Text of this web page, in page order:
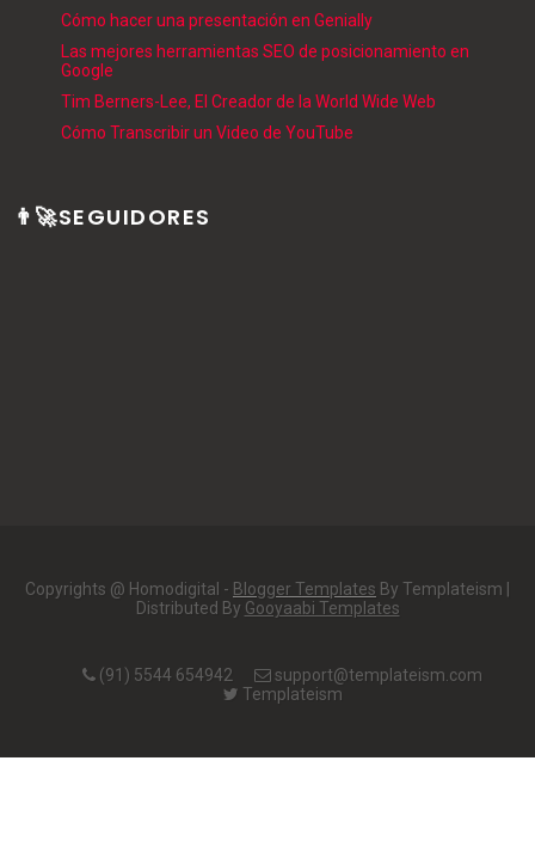
Cómo hacer una presentación en Genially
Las mejores herramientas SEO de posicionamiento en
Google
Tim Berners-Lee, El Creador de la World Wide Web
Cómo Transcribir un Video de YouTube
👨‍🚀SEGUIDORES
Copyrights @ Homodigital - Blogger Templates By Templateism |
Distributed By Gooyaabi Templates
(91) 5544 654942
support@templateism.com
Templateism